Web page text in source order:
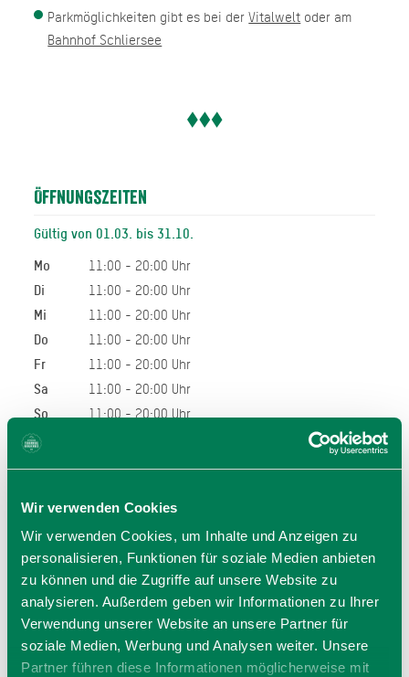
Wir verwenden Cookies
Wir verwenden Cookies, um Inhalte und Anzeigen zu
personalisieren, Funktionen für soziale Medien anbieten
zu können und die Zugriffe auf unsere Website zu
analysieren. Außerdem geben wir Informationen zu Ihrer
Verwendung unserer Website an unsere Partner für
soziale Medien, Werbung und Analysen weiter. Unsere
Partner führen diese Informationen möglicherweise mit
Parkmöglichkeiten gibt es bei derVitalwelt oder am
Bahnhof Schliersee
Öffnungszeiten
Gültig von 01.03. bis 31.10.
Mo
11:00 - 20:00 Uhr
Di
11:00 - 20:00 Uhr
Mi
11:00 - 20:00 Uhr
Do
11:00 - 20:00 Uhr
Fr
11:00 - 20:00 Uhr
Sa
11:00 - 20:00 Uhr
So
11:00 - 20:00 Uhr
schönem Wetter geöffnet
Bootsverleih ausschließlich bei schönem Wetter im
Sommer möglich
Allgemeiner Hinweis: Bei den hier angegebenen
Öffnungszeiten handelt es sich um die regulären
Öffnungszeiten. Kurzfristige Änderungen sowie
Urlaubszeiten erfahren Sie telefonisch unter der
angegebenen Telefonnummer! Wir bitten um
Verständnis.